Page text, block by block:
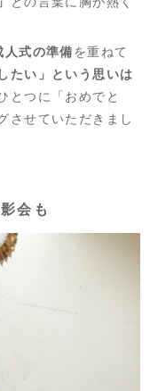
人式の準備を重ねて
たい」という思いは
とつに「おめでと
させていただきまし
会も